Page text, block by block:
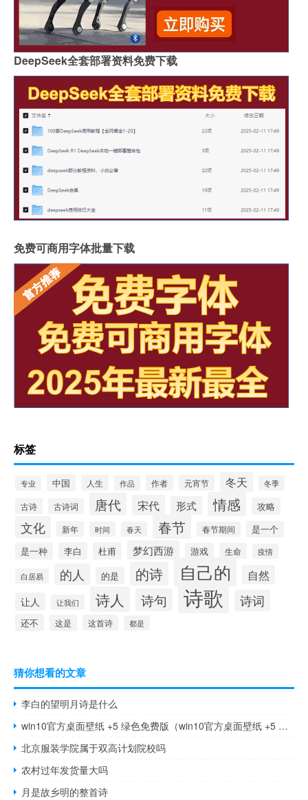
DeepSeek全套部署资料免费下载
免费可商用字体批量下载
标签
专业 中国 人生 作品 作者 元宵节 冬天 冬季
古诗 古诗词 唐代 宋代 形式 情感 攻略
文化 新年 时间 春天 春节 春节期间 是一个
是一种 李白 杜甫 梦幻西游 游戏 生命 疫情
白居易 的人 的是 的诗 自己的 自然
让人 让我们 诗人 诗句 诗歌 诗词
还不 这是 这首诗 都是
猜你想看的文章
李白的望明月诗是什么
win10官方桌面壁纸 +5 绿色免费版（win10官方桌面壁纸 +5 绿色免费版功能简介）
北京服装学院属于双高计划院校吗
农村过年发货量大吗
月是故乡明的整首诗